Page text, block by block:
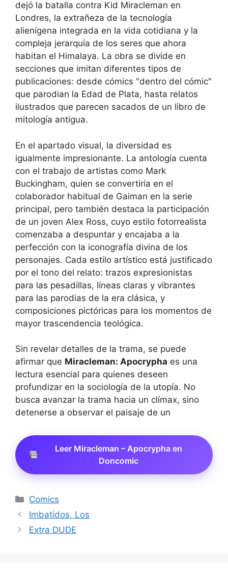
dejó la batalla contra Kid Miracleman en
Londres, la extrañeza de la tecnología
alienígena integrada en la vida cotidiana y la
compleja jerarquía de los seres que ahora
habitan el Himalaya. La obra se divide en
secciones que imitan diferentes tipos de
publicaciones: desde cómics "dentro del cómic"
que parodian la Edad de Plata, hasta relatos
ilustrados que parecen sacados de un libro de
mitología antigua.
En el apartado visual, la diversidad es
igualmente impresionante. La antología cuenta
con el trabajo de artistas como Mark
Buckingham, quien se convertiría en el
colaborador habitual de Gaiman en la serie
principal, pero también destaca la participación
de un joven Alex Ross, cuyo estilo fotorrealista
comenzaba a despuntar y encajaba a la
perfección con la iconografía divina de los
personajes. Cada estilo artístico está justificado
por el tono del relato: trazos expresionistas
para las pesadillas, líneas claras y vibrantes
para las parodias de la era clásica, y
composiciones pictóricas para los momentos de
mayor trascendencia teológica.
Sin revelar detalles de la trama, se puede
afirmar que Miracleman: Apocrypha es una
lectura esencial para quienes deseen
profundizar en la sociología de la utopía. No
busca avanzar la trama hacia un clímax, sino
detenerse a observar el paisaje de un
Leer Miracleman – Apocrypha en
Doncomic
Categorías
Comics
Imbatidos, Los
Extra DUDE